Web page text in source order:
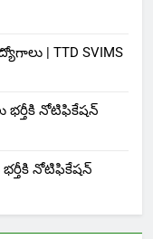
| TTD SVIMS
నోటిఫికేషన్
భర్తీకి నోటిఫికేషన్